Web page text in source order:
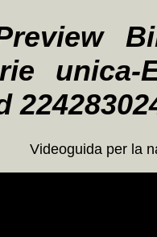
Videoguida per la